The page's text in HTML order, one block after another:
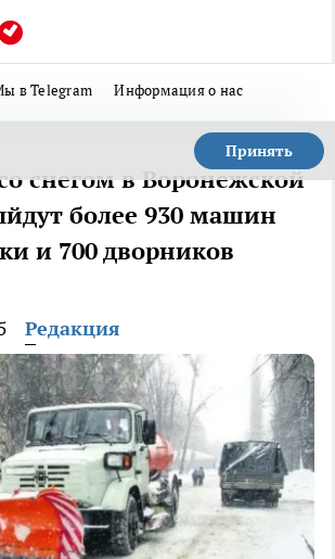
в Telegram Информация о нас
Принять
снегом в Воронежской
более 930 машин
и 700 дворников
Редакция